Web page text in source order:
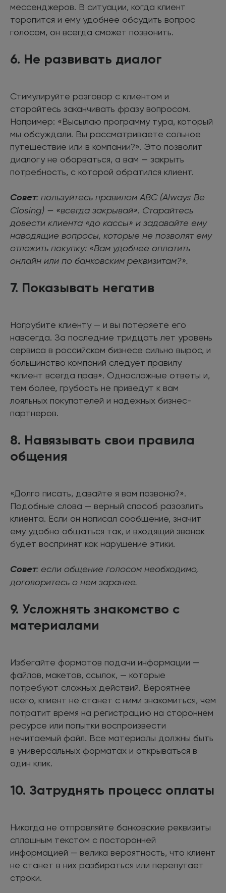
мессенджеров. В ситуации, когда клиент
торопится и ему удобнее обсудить вопрос
голосом, он всегда сможет позвонить.
6. Не развивать диалог
Стимулируйте разговор с клиентом и
старайтесь заканчивать фразу вопросом.
Например: «Высылаю программу тура, который
мы обсуждали. Вы рассматриваете сольное
путешествие или в компании?». Это позволит
диалогу не оборваться, а вам — закрыть
потребность, с которой обратился клиент.
Совет: пользуйтесь правилом ABC (Always Be
Closing) — «всегда закрывай». Старайтесь
довести клиента «до кассы» и задавайте ему
наводящие вопросы, которые не позволят ему
отложить покупку: «Вам удобнее оплатить
онлайн или по банковским реквизитам?».
7. Показывать негатив
Нагрубите клиенту — и вы потеряете его
навсегда. За последние тридцать лет уровень
сервиса в российском бизнесе сильно вырос, и
большинство компаний следует правилу
«клиент всегда прав». Односложные ответы и,
тем более, грубость не приведут к вам
лояльных покупателей и надежных бизнес-
партнеров.
8. Навязывать свои правила
общения
«Долго писать, давайте я вам позвоню?».
Подобные слова — верный способ разозлить
клиента. Если он написал сообщение, значит
ему удобно общаться так, и входящий звонок
будет воспринят как нарушение этики.
Совет: если общение голосом необходимо,
договоритесь о нем заранее.
9. Усложнять знакомство с
материалами
Избегайте форматов подачи информации —
файлов, макетов, ссылок, — которые
потребуют сложных действий. Вероятнее
всего, клиент не станет с ними знакомиться, чем
потратит время на регистрацию на стороннем
ресурсе или попытки воспроизвести
нечитаемый файл. Все материалы должны быть
в универсальных форматах и открываться в
один клик.
10. Затруднять процесс оплаты
Никогда не отправляйте банковские реквизиты
сплошным текстом с посторонней
информацией — велика вероятность, что клиент
не станет в них разбираться или перепутает
строки.